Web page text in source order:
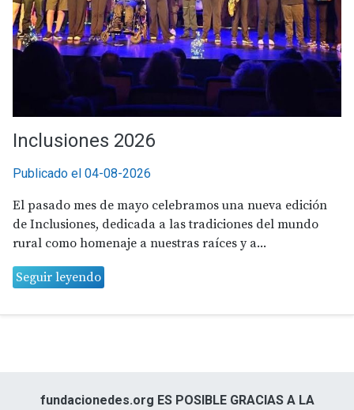
Inclusiones 2026
Publicado el 04-08-2026
El pasado mes de mayo celebramos una nueva edición
de Inclusiones, dedicada a las tradiciones del mundo
rural como homenaje a nuestras raíces y a...
Seguir leyendo
fundacionedes.org ES POSIBLE GRACIAS A LA